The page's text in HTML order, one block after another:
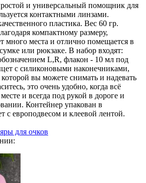
и универсальный помощник для
контактными линзами.
пластика. Вес 60 гр.
компактному размеру,
много места и отлично помещается в
или рюкзаке. В набор входят:
L,R, флакон - 10 мл под
с силиконовыми наконечниками,
вы можете снимать и надевать
это очень удобно, когда всё
и всегда под рукой в дороге и
Контейнер упакован в
с европодвесом и клеевой лентой.
для очков